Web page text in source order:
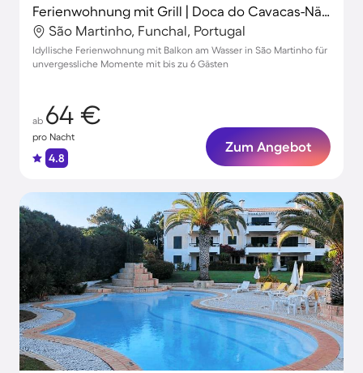
Ferienwohnung mit Grill | Doca do Cavacas-Nähe | Stadtblick
São Martinho, Funchal, Portugal
Idyllische Ferienwohnung mit Balkon am Wasser in São Martinho für
unvergessliche Momente mit bis zu 6 Gästen
ab 64 €
pro Nacht
4.8
Zum Angebot